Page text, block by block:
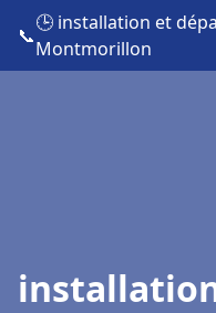
📞
🕒 installation et
Montmorillon